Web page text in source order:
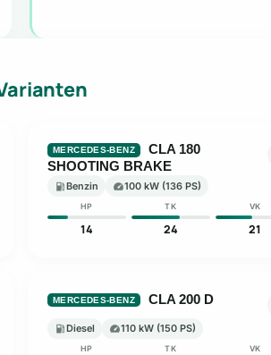
MERCEDES-BENZ
CLA 180
SHOOTING BRAKE
Benzin 100 kW (136 PS)
HP
14
TK
24
VK
21
MERCEDES-BENZ CLA 200 D
Diesel 110 kW (150 PS)
HP TK VK